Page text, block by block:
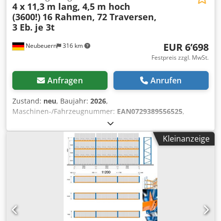
Neubeuern 316 km
4 x 11,3 m lang, 4,5 m hoch
(3600!) 16 Rahmen, 72 Traversen,
3 Eb. je 3t
EUR 6’698
Festpreis zzgl. MwSt.
Anfragen Anrufen
Zustand: neu, Baujahr: 2026,
Maschinen-/Fahrzeugnummer: EAN0729389556525,
Tragfähigkeit pro Lagerabschnitt:
44’800 mm, Gesamthöhe:4’500 mm, Belastung pro
Fachwerkträgerpaar (max.):3’000 kg, Anzahl der
, Rahmenhöhe:4’500 mm, Lichte Weite:
, Abstand zwischen den Säulen:3’600 mm
1’100 mm, Regalhöhe:4’500 mm
44’800 mm, Trägerlänge:3’600 mm
Regalreihen Palettenregale (M45113615-3) je 11,3 m Länge,
4,5 m hoch, 1,1 m Tiefe, je 3 Felder, 3,6 m breit, je 3
Traversen-Ebenen, Fachlast 3000 kg. - 16 Rahmen (RM4511
Kleinanzeige